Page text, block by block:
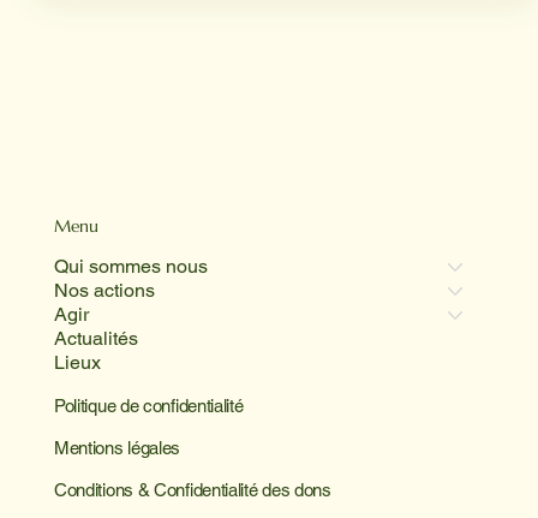
Menu
Qui sommes nous
Nos actions
Agir
Actualités
Lieux
Politique de confidentialité
Mentions légales
Conditions & Confidentialité des dons